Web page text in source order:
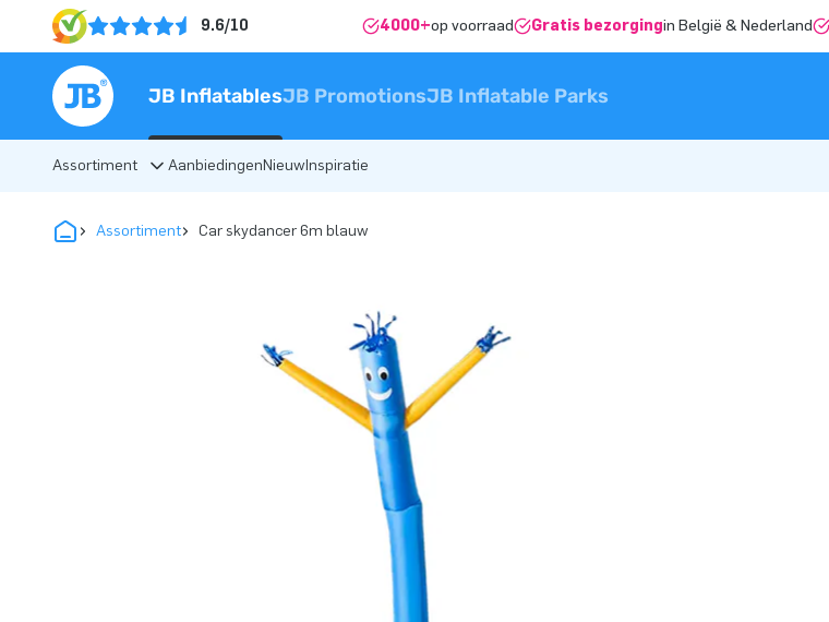
9.6/10 4000+op voorraad Gratis bezorgingin België & Nederland
JB InflatablesJB PromotionsJB Inflatable Parks
Assortiment AanbiedingenNieuwInspiratie
Assortiment Car skydancer 6m blauw